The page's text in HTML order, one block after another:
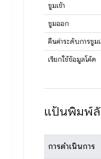
ซูมเข้า
ซูมออก
คืนค่าระดับการซูม
เรียกใช้ข้อมูลโค้ด
แป้นพิมพ์ลั
การดำเนินการ